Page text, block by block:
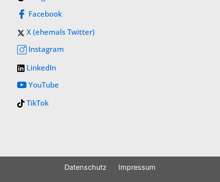
Facebook
X (ehemals Twitter)
Instagram
LinkedIn
YouTube
TikTok
Datenschutz Impressum